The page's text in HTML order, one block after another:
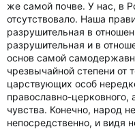
же самой почве. У нас, в
отсутствовало. Наша
разрушительная в
разрушительная и в
основ самой
чрезвычайной степени от
царствующих особ
православно-церковного,
чувства. Конечно, народ
непосредственно, и видя